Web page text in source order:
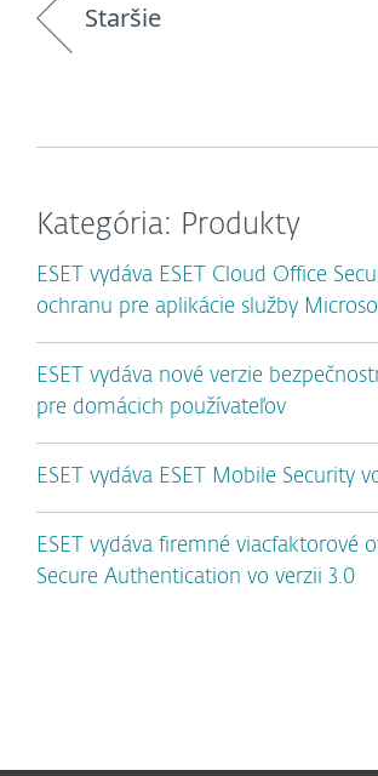
Staršie
Kategória: Produkty
ESET vydáva ESET Cloud Office
ochranu pre aplikácie služby
ESET vydáva nové verzie
pre domácich používateľov
ESET vydáva ESET Mobile Security
ESET vydáva firemné viacfaktorové
Secure Authentication vo verzii 3.0